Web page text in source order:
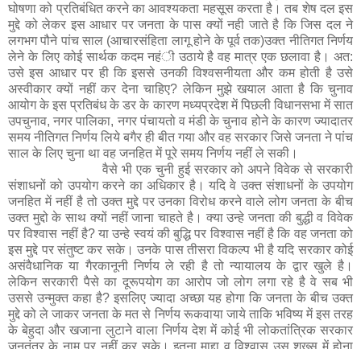
घोषणा को प्रतिबंधित करने का आवश्यकता महसूस करता है। तब शेष दल इस
मुद्दे को लेकर इस आधार पर जनता के पास क्यों नही जाते है कि जिस दल ने
लगभग पौने पांच साल (आचारसंहिता लागू होने के पूर्व तक)उक्त नीतिगत निर्णय
लेने के लिए कोई सार्थक कदम नहंी उठाये है वह मात्र एक छलावा है। अत:
उसे इस आधार पर ही कि इससे उनकी विश्वसनीयता और कम होती है उसे
अस्वीकार क्यों नहीं कर देना चाहिए? लेकिन मुझे खयाल आता है कि चुनाव
आयोग के इस प्रतिबंध के डर के कारण मध्यप्रदेश में पिछली विधानसभा में सात
उपचुनाव, नगर पालिका, नगर पंचायतो व मंडी के चुनाव होने के कारण ज्यादातर
समय नीतिगत निर्णय लिये बगैर ही बीत गया और वह सरकार जिसे जनता ने पांच
साल के लिए चुना था वह जनहित में पूरे समय निर्णय नहीं ले सकी।
वैसे भी एक चुनी हुई सरकार को अपने विवेक से सरकारी
संशाधनों को उपयोग करने का अधिकार है। यदि वे उक्त संशाधनों के उपयोग
जनहित में नहीं है तो उक्त मुद्दे पर उनका विरोध करने वाले लोग जनता के बीच
उक्त मुद्दो के साथ क्यों नहीं जाना चाहते है। क्या उन्हे जनता की बुद्धी व विवेक
पर विश्वास नहीं है? या उन्हे स्वयं की बुद्धि पर विश्वास नहीं है कि वह जनता को
इस मुद्दे पर संतुष्ट कर सके। उनके पास तीसरा विकल्प भी है यदि सरकार कोई
असंवैधानिक या गैरकानूनी निर्णय ले रही है तो न्यायालय के द्वार खुले है।
लेकिन सरकारी पैसे का दूरूपयोग का आरोप जो लोग लगा रहे है वे सब भी
उससे उन्मुक्त कहा है? इसलिए ज्यादा अच्छा यह होगा कि जनता के बीच उक्त
मुद्दे को ले जाकर जनता के मत से निर्णय रूकवाया जाये ताकि भविष्य में इस तरह
के बेहुदा और खजाना लुटाने वाला निर्णय देश में कोई भी लोकतांत्रिक सरकार
जनतंत्र के नाम पर नहीं कर सके। इतना माद्दा व विश्वास उस शख्स में होना